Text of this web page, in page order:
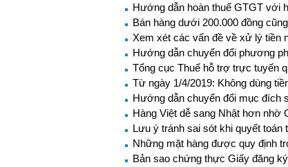
Hướng dẫn hoàn thuế GTGT với
Bán hàng dưới 200.000 đồng
Xem xét các vấn đề về xử lý tiền
Hướng dẫn chuyển đổi phương
Tổng cục Thuế hỗ trợ trực tuyến
Từ ngày 1/4/2019: Không dùng
Hướng dẫn chuyển đổi mục đích
Hàng Việt dễ sang Nhật hơn nhờ
Lưu ý tránh sai sót khi quyết toán
Những mặt hàng được quy định
Bản sao chứng thực Giấy đăng